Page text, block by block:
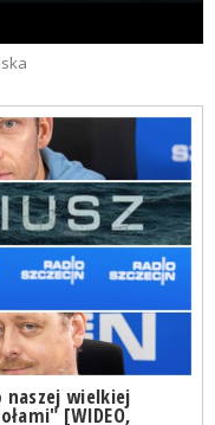
wielkiej
[WIDEO,